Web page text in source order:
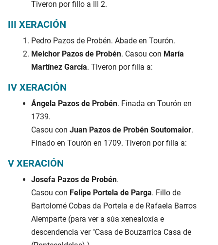
Tiveron por fillo a III 2.
III XERACIÓN
Pedro Pazos de Probén. Abade en Tourón.
Melchor Pazos de Probén. Casou con María
Martínez García. Tiveron por filla a:
IV XERACIÓN
Ángela Pazos de Probén. Finada en Tourón en
1739.
Casou con Juan Pazos de Probén Soutomaior.
Finado en Tourón en 1709. Tiveron por filla a:
V XERACIÓN
Josefa Pazos de Probén.
Casou con Felipe Portela de Parga. Fillo de
Bartolomé Cobas da Portela e de Rafaela Barros
Alemparte (para ver a súa xenealoxía e
descendencia ver "Casa de Bouzarrica Casa de